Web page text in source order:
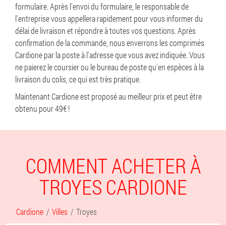
formulaire. Après l'envoi du formulaire, le responsable de
l'entreprise vous appellera rapidement pour vous informer du
délai de livraison et répondre à toutes vos questions. Après
confirmation de la commande, nous enverrons les comprimés
Cardione par la poste à l'adresse que vous avez indiquée. Vous
ne paierez le coursier ou le bureau de poste qu'en espèces à la
livraison du colis, ce qui est très pratique.
Maintenant Cardione est proposé au meilleur prix et peut être
obtenu pour 49€ !
COMMENT ACHETER À
TROYES CARDIONE
Cardione Villes Troyes